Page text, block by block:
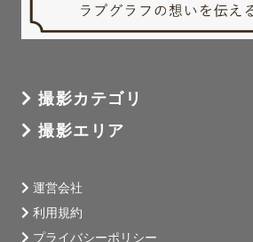
撮影カテゴリ
撮影エリア
運営会社
利用規約
プライバシーポリシー